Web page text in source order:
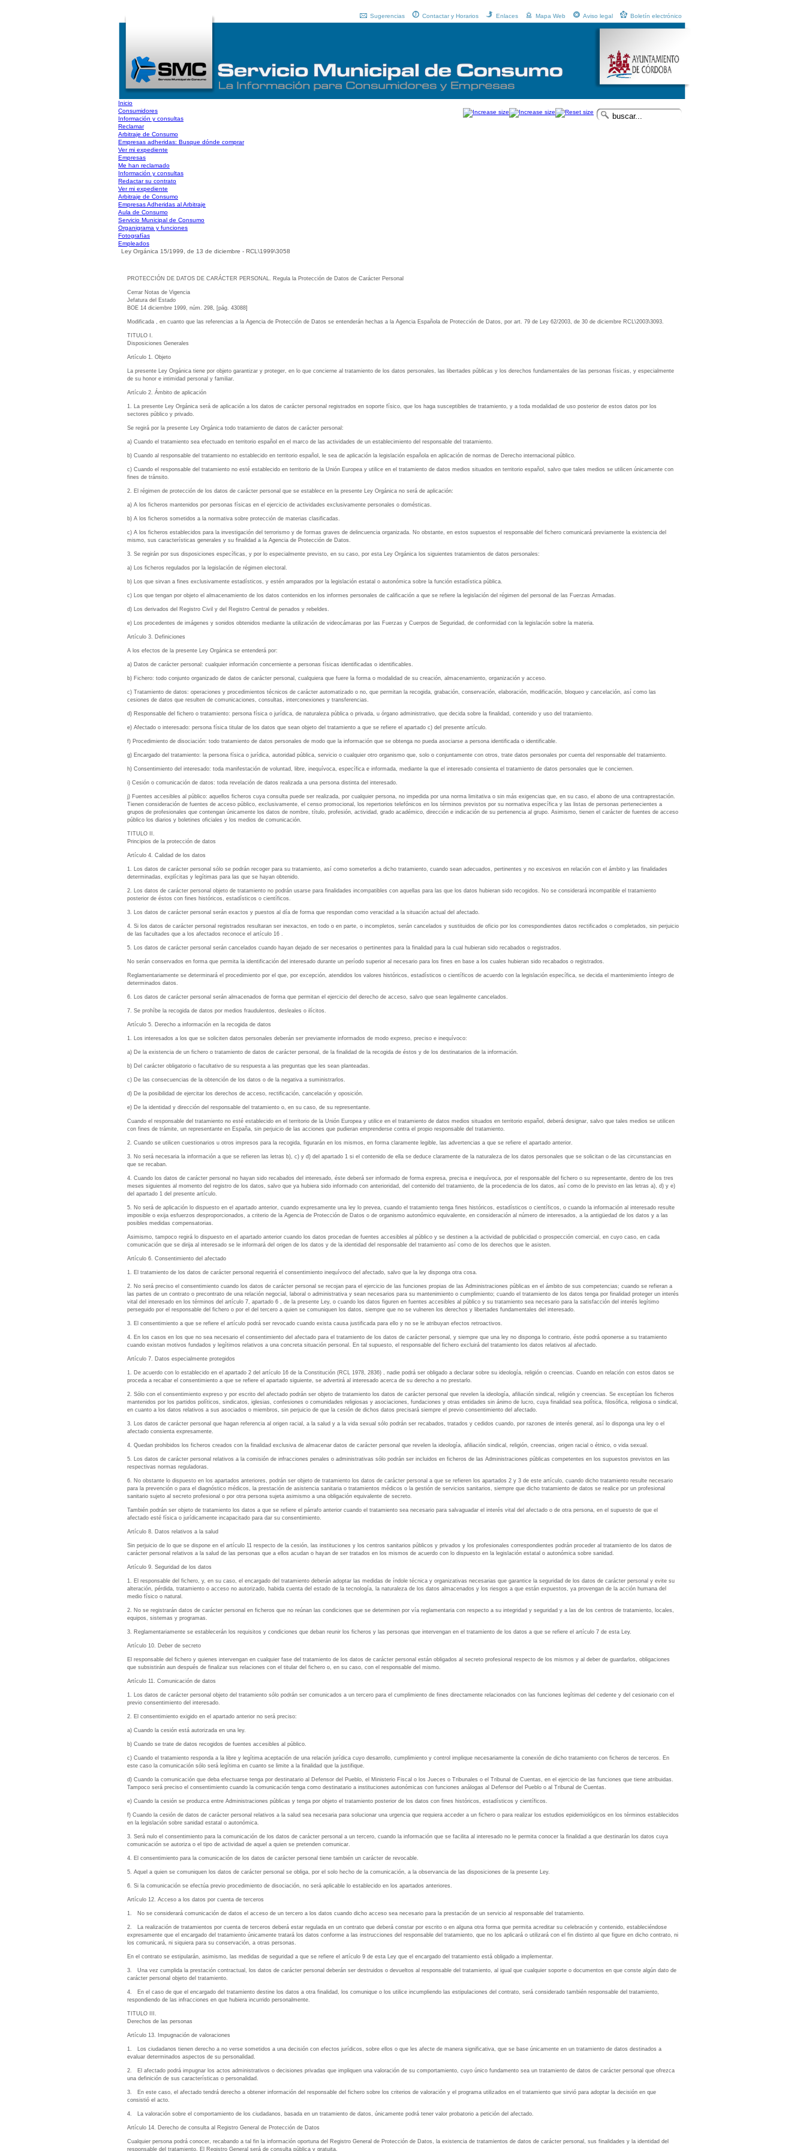
Boletín electrónico
Aviso legal
Mapa Web
Enlaces
Contactar y Horarios
Sugerencias
Inicio
Consumidores
Información y consultas
Reclamar
Arbitraje de Consumo
Empresas adheridas: Busque dónde comprar
Ver mi expediente
Empresas
Me han reclamado
Información y consultas
Redactar su contrato
Ver mi expediente
Arbitraje de Consumo
Empresas Adheridas al Arbitraje
Aula de Consumo
Servicio Municipal de Consumo
Organigrama y funciones
Fotografías
Empleados
Ley Orgánica 15/1999, de 13 de diciembre - RCL\1999\3058
PROTECCIÓN DE DATOS DE CARÁCTER PERSONAL. Regula la Protección de Datos de Carácter Personal
Cerrar Notas de Vigencia
Jefatura del Estado
BOE 14 diciembre 1999, núm. 298, [pág. 43088]
Modificada , en cuanto que las referencias a la Agencia de Protección de Datos se entenderán hechas a la Agencia Española de Protección de Datos, por art. 79 de Ley 62/2003, de 30 de diciembre RCL\2003\3093.
TITULO I.
Disposiciones Generales
Artículo 1. Objeto
La presente Ley Orgánica tiene por objeto garantizar y proteger, en lo que concierne al tratamiento de los datos personales, las libertades públicas y los derechos fundamentales de las personas físicas, y especialmente
de su honor e intimidad personal y familiar.
Artículo 2. Ámbito de aplicación
1. La presente Ley Orgánica será de aplicación a los datos de carácter personal registrados en soporte físico, que los haga susceptibles de tratamiento, y a toda modalidad de uso posterior de estos datos por los
sectores público y privado.
Se regirá por la presente Ley Orgánica todo tratamiento de datos de carácter personal:
a) Cuando el tratamiento sea efectuado en territorio español en el marco de las actividades de un establecimiento del responsable del tratamiento.
b) Cuando al responsable del tratamiento no establecido en territorio español, le sea de aplicación la legislación española en aplicación de normas de Derecho internacional público.
c) Cuando el responsable del tratamiento no esté establecido en territorio de la Unión Europea y utilice en el tratamiento de datos medios situados en territorio español, salvo que tales medios se utilicen únicamente con
fines de tránsito.
2. El régimen de protección de los datos de carácter personal que se establece en la presente Ley Orgánica no será de aplicación:
a) A los ficheros mantenidos por personas físicas en el ejercicio de actividades exclusivamente personales o domésticas.
b) A los ficheros sometidos a la normativa sobre protección de materias clasificadas.
c) A los ficheros establecidos para la investigación del terrorismo y de formas graves de delincuencia organizada. No obstante, en estos supuestos el responsable del fichero comunicará previamente la existencia del
mismo, sus características generales y su finalidad a la Agencia de Protección de Datos.
3. Se regirán por sus disposiciones específicas, y por lo especialmente previsto, en su caso, por esta Ley Orgánica los siguientes tratamientos de datos personales:
a) Los ficheros regulados por la legislación de régimen electoral.
b) Los que sirvan a fines exclusivamente estadísticos, y estén amparados por la legislación estatal o autonómica sobre la función estadística pública.
c) Los que tengan por objeto el almacenamiento de los datos contenidos en los informes personales de calificación a que se refiere la legislación del régimen del personal de las Fuerzas Armadas.
d) Los derivados del Registro Civil y del Registro Central de penados y rebeldes.
e) Los procedentes de imágenes y sonidos obtenidos mediante la utilización de videocámaras por las Fuerzas y Cuerpos de Seguridad, de conformidad con la legislación sobre la materia.
Artículo 3. Definiciones
A los efectos de la presente Ley Orgánica se entenderá por:
a) Datos de carácter personal: cualquier información concerniente a personas físicas identificadas o identificables.
b) Fichero: todo conjunto organizado de datos de carácter personal, cualquiera que fuere la forma o modalidad de su creación, almacenamiento, organización y acceso.
c) Tratamiento de datos: operaciones y procedimientos técnicos de carácter automatizado o no, que permitan la recogida, grabación, conservación, elaboración, modificación, bloqueo y cancelación, así como las
cesiones de datos que resulten de comunicaciones, consultas, interconexiones y transferencias.
d) Responsable del fichero o tratamiento: persona física o jurídica, de naturaleza pública o privada, u órgano administrativo, que decida sobre la finalidad, contenido y uso del tratamiento.
e) Afectado o interesado: persona física titular de los datos que sean objeto del tratamiento a que se refiere el apartado c) del presente artículo.
f) Procedimiento de disociación: todo tratamiento de datos personales de modo que la información que se obtenga no pueda asociarse a persona identificada o identificable.
g) Encargado del tratamiento: la persona física o jurídica, autoridad pública, servicio o cualquier otro organismo que, solo o conjuntamente con otros, trate datos personales por cuenta del responsable del tratamiento.
h) Consentimiento del interesado: toda manifestación de voluntad, libre, inequívoca, específica e informada, mediante la que el interesado consienta el tratamiento de datos personales que le conciernen.
i) Cesión o comunicación de datos: toda revelación de datos realizada a una persona distinta del interesado.
j) Fuentes accesibles al público: aquellos ficheros cuya consulta puede ser realizada, por cualquier persona, no impedida por una norma limitativa o sin más exigencias que, en su caso, el abono de una contraprestación.
Tienen consideración de fuentes de acceso público, exclusivamente, el censo promocional, los repertorios telefónicos en los términos previstos por su normativa específica y las listas de personas pertenecientes a
grupos de profesionales que contengan únicamente los datos de nombre, título, profesión, actividad, grado académico, dirección e indicación de su pertenencia al grupo. Asimismo, tienen el carácter de fuentes de acceso
público los diarios y boletines oficiales y los medios de comunicación.
TITULO II.
Principios de la protección de datos
Artículo 4. Calidad de los datos
1. Los datos de carácter personal sólo se podrán recoger para su tratamiento, así como someterlos a dicho tratamiento, cuando sean adecuados, pertinentes y no excesivos en relación con el ámbito y las finalidades
determinadas, explícitas y legítimas para las que se hayan obtenido.
2. Los datos de carácter personal objeto de tratamiento no podrán usarse para finalidades incompatibles con aquellas para las que los datos hubieran sido recogidos. No se considerará incompatible el tratamiento
posterior de éstos con fines históricos, estadísticos o científicos.
3. Los datos de carácter personal serán exactos y puestos al día de forma que respondan como veracidad a la situación actual del afectado.
4. Si los datos de carácter personal registrados resultaran ser inexactos, en todo o en parte, o incompletos, serán cancelados y sustituidos de oficio por los correspondientes datos rectificados o completados, sin perjuicio
de las facultades que a los afectados reconoce el artículo 16 .
5. Los datos de carácter personal serán cancelados cuando hayan dejado de ser necesarios o pertinentes para la finalidad para la cual hubieran sido recabados o registrados.
No serán conservados en forma que permita la identificación del interesado durante un período superior al necesario para los fines en base a los cuales hubieran sido recabados o registrados.
Reglamentariamente se determinará el procedimiento por el que, por excepción, atendidos los valores históricos, estadísticos o científicos de acuerdo con la legislación específica, se decida el mantenimiento íntegro de
determinados datos.
6. Los datos de carácter personal serán almacenados de forma que permitan el ejercicio del derecho de acceso, salvo que sean legalmente cancelados.
7. Se prohíbe la recogida de datos por medios fraudulentos, desleales o ilícitos.
Artículo 5. Derecho a información en la recogida de datos
1. Los interesados a los que se soliciten datos personales deberán ser previamente informados de modo expreso, preciso e inequívoco:
a) De la existencia de un fichero o tratamiento de datos de carácter personal, de la finalidad de la recogida de éstos y de los destinatarios de la información.
b) Del carácter obligatorio o facultativo de su respuesta a las preguntas que les sean planteadas.
c) De las consecuencias de la obtención de los datos o de la negativa a suministrarlos.
d) De la posibilidad de ejercitar los derechos de acceso, rectificación, cancelación y oposición.
e) De la identidad y dirección del responsable del tratamiento o, en su caso, de su representante.
Cuando el responsable del tratamiento no esté establecido en el territorio de la Unión Europea y utilice en el tratamiento de datos medios situados en territorio español, deberá designar, salvo que tales medios se utilicen
con fines de trámite, un representante en España, sin perjuicio de las acciones que pudieran emprenderse contra el propio responsable del tratamiento.
2. Cuando se utilicen cuestionarios u otros impresos para la recogida, figurarán en los mismos, en forma claramente legible, las advertencias a que se refiere el apartado anterior.
3. No será necesaria la información a que se refieren las letras b), c) y d) del apartado 1 si el contenido de ella se deduce claramente de la naturaleza de los datos personales que se solicitan o de las circunstancias en
que se recaban.
4. Cuando los datos de carácter personal no hayan sido recabados del interesado, éste deberá ser informado de forma expresa, precisa e inequívoca, por el responsable del fichero o su representante, dentro de los tres
meses siguientes al momento del registro de los datos, salvo que ya hubiera sido informado con anterioridad, del contenido del tratamiento, de la procedencia de los datos, así como de lo previsto en las letras a), d) y e)
del apartado 1 del presente artículo.
5. No será de aplicación lo dispuesto en el apartado anterior, cuando expresamente una ley lo prevea, cuando el tratamiento tenga fines históricos, estadísticos o científicos, o cuando la información al interesado resulte
imposible o exija esfuerzos desproporcionados, a criterio de la Agencia de Protección de Datos o de organismo autonómico equivalente, en consideración al número de interesados, a la antigüedad de los datos y a las
posibles medidas compensatorias.
Asimismo, tampoco regirá lo dispuesto en el apartado anterior cuando los datos procedan de fuentes accesibles al público y se destinen a la actividad de publicidad o prospección comercial, en cuyo caso, en cada
comunicación que se dirija al interesado se le informará del origen de los datos y de la identidad del responsable del tratamiento así como de los derechos que le asisten.
Artículo 6. Consentimiento del afectado
1. El tratamiento de los datos de carácter personal requerirá el consentimiento inequívoco del afectado, salvo que la ley disponga otra cosa.
2. No será preciso el consentimiento cuando los datos de carácter personal se recojan para el ejercicio de las funciones propias de las Administraciones públicas en el ámbito de sus competencias; cuando se refieran a
las partes de un contrato o precontrato de una relación negocial, laboral o administrativa y sean necesarios para su mantenimiento o cumplimiento; cuando el tratamiento de los datos tenga por finalidad proteger un interés
vital del interesado en los términos del artículo 7, apartado 6 , de la presente Ley, o cuando los datos figuren en fuentes accesibles al público y su tratamiento sea necesario para la satisfacción del interés legítimo
perseguido por el responsable del fichero o por el del tercero a quien se comuniquen los datos, siempre que no se vulneren los derechos y libertades fundamentales del interesado.
3. El consentimiento a que se refiere el artículo podrá ser revocado cuando exista causa justificada para ello y no se le atribuyan efectos retroactivos.
4. En los casos en los que no sea necesario el consentimiento del afectado para el tratamiento de los datos de carácter personal, y siempre que una ley no disponga lo contrario, éste podrá oponerse a su tratamiento
cuando existan motivos fundados y legítimos relativos a una concreta situación personal. En tal supuesto, el responsable del fichero excluirá del tratamiento los datos relativos al afectado.
Artículo 7. Datos especialmente protegidos
1. De acuerdo con lo establecido en el apartado 2 del artículo 16 de la Constitución (RCL 1978, 2836) , nadie podrá ser obligado a declarar sobre su ideología, religión o creencias. Cuando en relación con estos datos se
proceda a recabar el consentimiento a que se refiere el apartado siguiente, se advertirá al interesado acerca de su derecho a no prestarlo.
2. Sólo con el consentimiento expreso y por escrito del afectado podrán ser objeto de tratamiento los datos de carácter personal que revelen la ideología, afiliación sindical, religión y creencias. Se exceptúan los ficheros
mantenidos por los partidos políticos, sindicatos, iglesias, confesiones o comunidades religiosas y asociaciones, fundaciones y otras entidades sin ánimo de lucro, cuya finalidad sea política, filosófica, religiosa o sindical,
en cuanto a los datos relativos a sus asociados o miembros, sin perjuicio de que la cesión de dichos datos precisará siempre el previo consentimiento del afectado.
3. Los datos de carácter personal que hagan referencia al origen racial, a la salud y a la vida sexual sólo podrán ser recabados, tratados y cedidos cuando, por razones de interés general, así lo disponga una ley o el
afectado consienta expresamente.
4. Quedan prohibidos los ficheros creados con la finalidad exclusiva de almacenar datos de carácter personal que revelen la ideología, afiliación sindical, religión, creencias, origen racial o étnico, o vida sexual.
5. Los datos de carácter personal relativos a la comisión de infracciones penales o administrativas sólo podrán ser incluidos en ficheros de las Administraciones públicas competentes en los supuestos previstos en las
respectivas normas reguladoras.
6. No obstante lo dispuesto en los apartados anteriores, podrán ser objeto de tratamiento los datos de carácter personal a que se refieren los apartados 2 y 3 de este artículo, cuando dicho tratamiento resulte necesario
para la prevención o para el diagnóstico médicos, la prestación de asistencia sanitaria o tratamientos médicos o la gestión de servicios sanitarios, siempre que dicho tratamiento de datos se realice por un profesional
sanitario sujeto al secreto profesional o por otra persona sujeta asimismo a una obligación equivalente de secreto.
También podrán ser objeto de tratamiento los datos a que se refiere el párrafo anterior cuando el tratamiento sea necesario para salvaguadar el interés vital del afectado o de otra persona, en el supuesto de que el
afectado esté física o jurídicamente incapacitado para dar su consentimiento.
Artículo 8. Datos relativos a la salud
Sin perjuicio de lo que se dispone en el artículo 11 respecto de la cesión, las instituciones y los centros sanitarios públicos y privados y los profesionales correspondientes podrán proceder al tratamiento de los datos de
carácter personal relativos a la salud de las personas que a ellos acudan o hayan de ser tratados en los mismos de acuerdo con lo dispuesto en la legislación estatal o autonómica sobre sanidad.
Artículo 9. Seguridad de los datos
1. El responsable del fichero, y, en su caso, el encargado del tratamiento deberán adoptar las medidas de índole técnica y organizativas necesarias que garantice la seguridad de los datos de carácter personal y evite su
alteración, pérdida, tratamiento o acceso no autorizado, habida cuenta del estado de la tecnología, la naturaleza de los datos almacenados y los riesgos a que están expuestos, ya provengan de la acción humana del
medio físico o natural.
2. No se registrarán datos de carácter personal en ficheros que no reúnan las condiciones que se determinen por vía reglamentaria con respecto a su integridad y seguridad y a las de los centros de tratamiento, locales,
equipos, sistemas y programas.
3. Reglamentariamente se establecerán los requisitos y condiciones que deban reunir los ficheros y las personas que intervengan en el tratamiento de los datos a que se refiere el artículo 7 de esta Ley.
Artículo 10. Deber de secreto
El responsable del fichero y quienes intervengan en cualquier fase del tratamiento de los datos de carácter personal están obligados al secreto profesional respecto de los mismos y al deber de guardarlos, obligaciones
que subsistirán aun después de finalizar sus relaciones con el titular del fichero o, en su caso, con el responsable del mismo.
Artículo 11. Comunicación de datos
1. Los datos de carácter personal objeto del tratamiento sólo podrán ser comunicados a un tercero para el cumplimiento de fines directamente relacionados con las funciones legítimas del cedente y del cesionario con el
previo consentimiento del interesado.
2. El consentimiento exigido en el apartado anterior no será preciso:
a) Cuando la cesión está autorizada en una ley.
b) Cuando se trate de datos recogidos de fuentes accesibles al público.
c) Cuando el tratamiento responda a la libre y legítima aceptación de una relación jurídica cuyo desarrollo, cumplimiento y control implique necesariamente la conexión de dicho tratamiento con ficheros de terceros. En
este caso la comunicación sólo será legítima en cuanto se limite a la finalidad que la justifique.
d) Cuando la comunicación que deba efectuarse tenga por destinatario al Defensor del Pueblo, el Ministerio Fiscal o los Jueces o Tribunales o el Tribunal de Cuentas, en el ejercicio de las funciones que tiene atribuidas.
Tampoco será preciso el consentimiento cuando la comunicación tenga como destinatario a instituciones autonómicas con funciones análogas al Defensor del Pueblo o al Tribunal de Cuentas.
e) Cuando la cesión se produzca entre Administraciones públicas y tenga por objeto el tratamiento posterior de los datos con fines históricos, estadísticos y científicos.
f) Cuando la cesión de datos de carácter personal relativos a la salud sea necesaria para solucionar una urgencia que requiera acceder a un fichero o para realizar los estudios epidemiológicos en los términos establecidos
en la legislación sobre sanidad estatal o autonómica.
3. Será nulo el consentimiento para la comunicación de los datos de carácter personal a un tercero, cuando la información que se facilita al interesado no le permita conocer la finalidad a que destinarán los datos cuya
comunicación se autoriza o el tipo de actividad de aquel a quien se pretenden comunicar.
4. El consentimiento para la comunicación de los datos de carácter personal tiene también un carácter de revocable.
5. Aquel a quien se comuniquen los datos de carácter personal se obliga, por el solo hecho de la comunicación, a la observancia de las disposiciones de la presente Ley.
6. Si la comunicación se efectúa previo procedimiento de disociación, no será aplicable lo establecido en los apartados anteriores.
Artículo 12. Acceso a los datos por cuenta de terceros
1. No se considerará comunicación de datos el acceso de un tercero a los datos cuando dicho acceso sea necesario para la prestación de un servicio al responsable del tratamiento.
2. La realización de tratamientos por cuenta de terceros deberá estar regulada en un contrato que deberá constar por escrito o en alguna otra forma que permita acreditar su celebración y contenido, estableciéndose
expresamente que el encargado del tratamiento únicamente tratará los datos conforme a las instrucciones del responsable del tratamiento, que no los aplicará o utilizará con el fin distinto al que figure en dicho contrato, ni
los comunicará, ni siquiera para su conservación, a otras personas.
En el contrato se estipularán, asimismo, las medidas de seguridad a que se refiere el artículo 9 de esta Ley que el encargado del tratamiento está obligado a implementar.
3. Una vez cumplida la prestación contractual, los datos de carácter personal deberán ser destruidos o devueltos al responsable del tratamiento, al igual que cualquier soporte o documentos en que conste algún dato de
carácter personal objeto del tratamiento.
4. En el caso de que el encargado del tratamiento destine los datos a otra finalidad, los comunique o los utilice incumpliendo las estipulaciones del contrato, será considerado también responsable del tratamiento,
respondiendo de las infracciones en que hubiera incurrido personalmente.
TITULO III.
Derechos de las personas
Artículo 13. Impugnación de valoraciones
1. Los ciudadanos tienen derecho a no verse sometidos a una decisión con efectos jurídicos, sobre ellos o que les afecte de manera significativa, que se base únicamente en un tratamiento de datos destinados a
evaluar determinados aspectos de su personalidad.
2. El afectado podrá impugnar los actos administrativos o decisiones privadas que impliquen una valoración de su comportamiento, cuyo único fundamento sea un tratamiento de datos de carácter personal que ofrezca
una definición de sus características o personalidad.
3. En este caso, el afectado tendrá derecho a obtener información del responsable del fichero sobre los criterios de valoración y el programa utilizados en el tratamiento que sirvió para adoptar la decisión en que
consistió el acto.
4. La valoración sobre el comportamiento de los ciudadanos, basada en un tratamiento de datos, únicamente podrá tener valor probatorio a petición del afectado.
Artículo 14. Derecho de consulta al Registro General de Protección de Datos
Cualquier persona podrá conocer, recabando a tal fin la información oportuna del Registro General de Protección de Datos, la existencia de tratamientos de datos de carácter personal, sus finalidades y la identidad del
responsable del tratamiento. El Registro General será de consulta pública y gratuita.